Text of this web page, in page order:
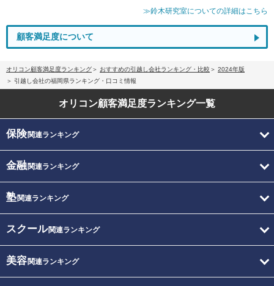
≫鈴木研究室についての詳細はこちら
顧客満足度について
オリコン顧客満足度ランキング おすすめの引越し会社ランキング・比較
2024年版
引越し会社の福岡県ランキング・口コミ情報
オリコン顧客満足度ランキング一覧
保険関連ランキング
金融関連ランキング
塾関連ランキング
スクール関連ランキング
美容関連ランキング